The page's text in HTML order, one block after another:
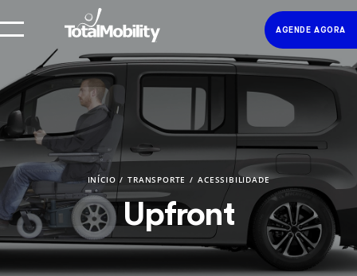
AGENDE AGORA
INÍCIO TRANSPORTE ACESSIBILIDADE
Upfront